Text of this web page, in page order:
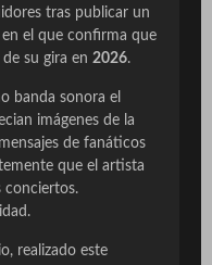
tras publicar un
el que confirma que
su gira en 2026.
banda sonora el
imágenes de la
de fanáticos
que el artista
conciertos.
realizado este